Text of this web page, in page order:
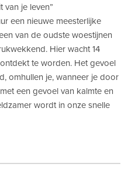
je leven”
een nieuwe meesterlijke
van de oudste woestijnen
Hier wacht 14
te worden. Het gevoel
omhullen je, wanneer je door
een gevoel van kalmte en
wordt in onze snelle